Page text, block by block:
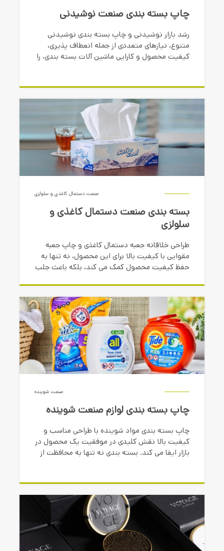
چاپ بسته بندی صنعت نوشیدنی
رشد بازار نوشیدنی و چاپ بسته بندی نوشیدنی
متنوع، نیازهای متعددی از جمله انعطاف پذیری،
کیفیت محصول و کارایی ماشین آلات بسته بندی، را
صنعت دستمال کاغذی و سلولزی
بسته بندی صنعت دستمال کاغذی و
سلولزی
طراحی خلاقانه جعبه دستمال کاغذی و چاپ جعبه
مقوایی با کیفیت بالا برای این محصول، نه تنها به
حفظ کیفیت محصول کمک می کند، بلکه باعث جلب
صنعت شوینده
چاپ بسته بندی لوازم صنعت شوینده
چاپ بسته بندی مواد شوینده با طراحی مناسب و
کیفیت بالا نقش کلیدی در موفقیت یک محصول در
بازار ایفا می کند. بسته بندی نه تنها به محافظت از